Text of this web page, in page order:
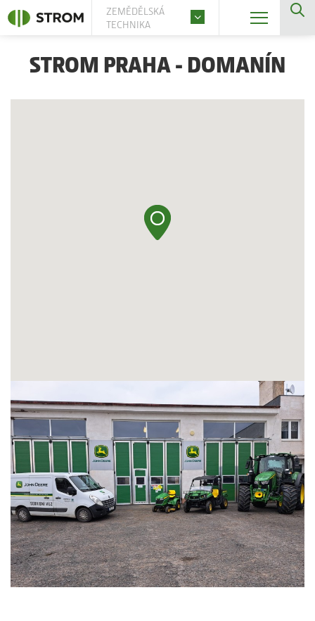
ZEMĚDĚLSKÁ
TECHNIKA
STROM PRAHA - DOMANÍN